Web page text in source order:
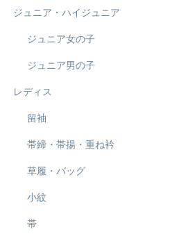
ジュニア・ハイジュニア
ジュニア女の子
ジュニア男の子
レディス
留袖
帯締・帯揚・重ね衿
草履・バッグ
小紋
帯